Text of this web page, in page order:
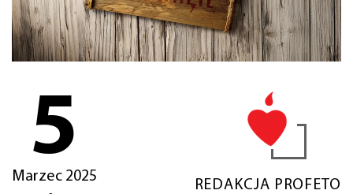
5
Marzec 2025
REDAKCJA PROFETO